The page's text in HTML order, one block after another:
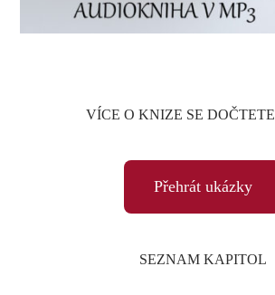
VÍCE O KNIZE SE DOČTETE
Přehrát ukázky
SEZNAM KAPITOL